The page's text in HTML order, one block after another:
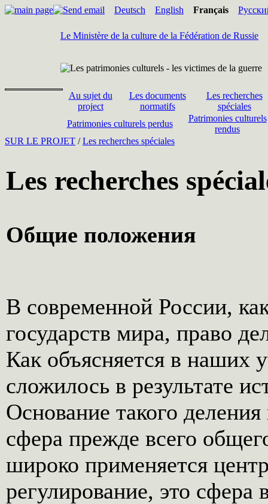
Deutsch English Français
Le Ministère de la culture de la Fédération de Russie
Au sujet du
project
Les documents
normatifs
Les recherches
spéciales
Patrimonies culturels perdus
Patrimonies culturels
rendus
SUR LE PROJET /Les recherches spéciales
Les recherches
Общие положения
В современной России,
государств мира, право
Как объясняется в наших
сложилось в результате
Основание такого
сфера прежде всего
широко применяется
регулирование, это